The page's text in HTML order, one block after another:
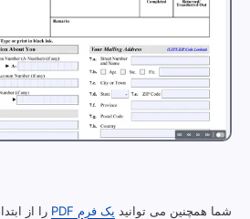
شما همچنین می توانید یک فرم PDF را از